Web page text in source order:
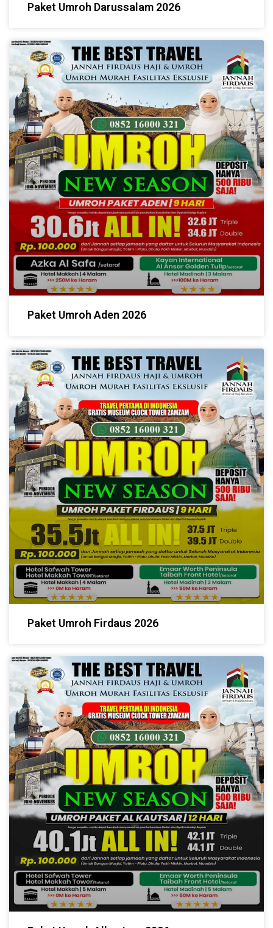
Paket Umroh Darussalam 2026
Paket Umroh Aden 2026
Paket Umroh Firdaus 2026